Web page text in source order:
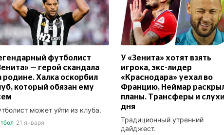
футболист
— герой скандала
родине. Халка оскорбил
который обязан ему
может уйти из клуба.
21 января
У «Зенита» хотят взять
игрока, экс-лидер
«Краснодара» уехал во
Францию, Неймар
планы. Трансферы и
дня
Традиционный утренний
дайджест.